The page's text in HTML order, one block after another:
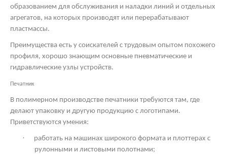
образованием для обслуживания и наладки линий и отдельных
агрегатов, на которых производят или перерабатывают
пластмассы.
Преимущества есть у соискателей с трудовым опытом похожего
профиля, хорошо знающим основные пневматические и
гидравлические узлы устройств.
Печатник
В полимерном производстве печатники требуются там, где
делают упаковку и другую продукцию с логотипами.
Приветствуются умения:
·
работать на машинах широкого формата и плоттерах с
рулонными и листовыми полотнами;